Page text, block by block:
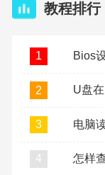
教程排行
1 Bios
2 U盘
3 电脑
4 怎样